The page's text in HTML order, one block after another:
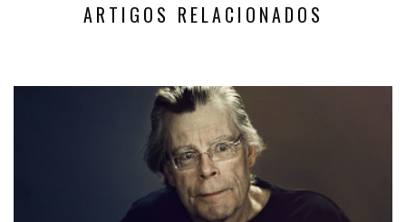
ARTIGOS RELACIONADOS